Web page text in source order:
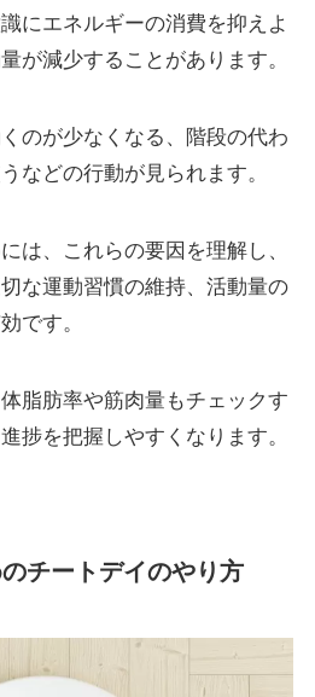
にエネルギーの消費を抑えよ
が減少することがあります。
のが少なくなる、階段の代わ
などの行動が見られます。
は、これらの要因を理解し、
な運動習慣の維持、活動量の
です。
脂肪率や筋肉量もチェックす
捗を把握しやすくなります。
チートデイのやり方